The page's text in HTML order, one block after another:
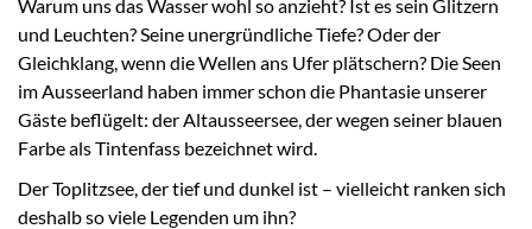
Warum uns das Wasser wohl so anzieht? Ist es sein Glitzern
und Leuchten? Seine unergründliche Tiefe? Oder der
Gleichklang, wenn die Wellen ans Ufer plätschern? Die Seen
im Ausseerland haben immer schon die Phantasie unserer
Gäste beflügelt: der Altausseersee, der wegen seiner blauen
Farbe als Tintenfass bezeichnet wird.
Der Toplitzsee, der tief und dunkel ist – vielleicht ranken sich
deshalb so viele Legenden um ihn?